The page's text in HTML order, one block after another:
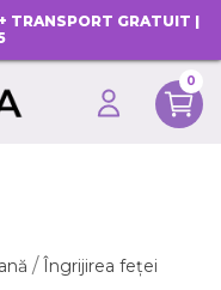
TRANSPORT GRATUIT |
0
Îngrijirea feței